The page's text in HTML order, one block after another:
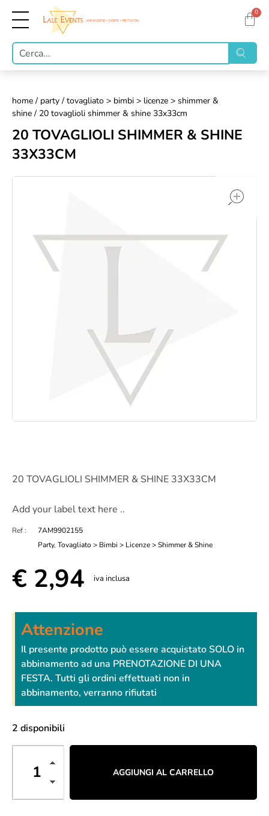
0
home / party / tovagliato > bimbi > licenze > shimmer &
shine / 20 tovaglioli shimmer & shine 33x33cm
20 TOVAGLIOLI SHIMMER & SHINE
33X33CM
20 TOVAGLIOLI SHIMMER & SHINE 33X33CM
Add your label text here ..
Ref :
7AM9902155
Party, Tovagliato > Bimbi > Licenze > Shimmer & Shine
€ 2,94 iva inclusa
Attenzione
Il presente prodotto può essere acquistato SOLO in
abbinamento ad una PRENOTAZIONE DI UNA
FESTA. Tutti gli ordini effettuati non in
abbinamento, verranno rifiutati
2 disponibili
AGGIUNGI AL CARRELLO